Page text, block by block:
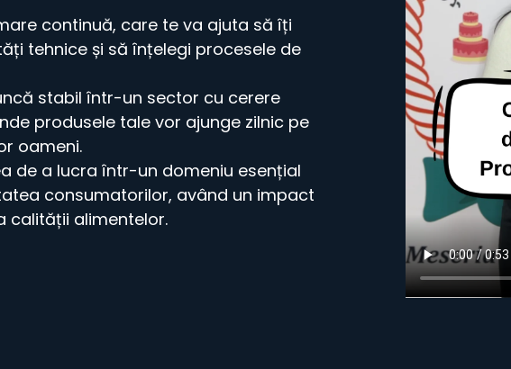
continuă, care te va ajuta să îți
tehnice și să înțelegi procesele de
stabil într-un sector cu cerere
produsele tale vor ajunge zilnic pe
oameni.
de a lucra într-un domeniu esențial
consumatorilor, având un impact
calității alimentelor.